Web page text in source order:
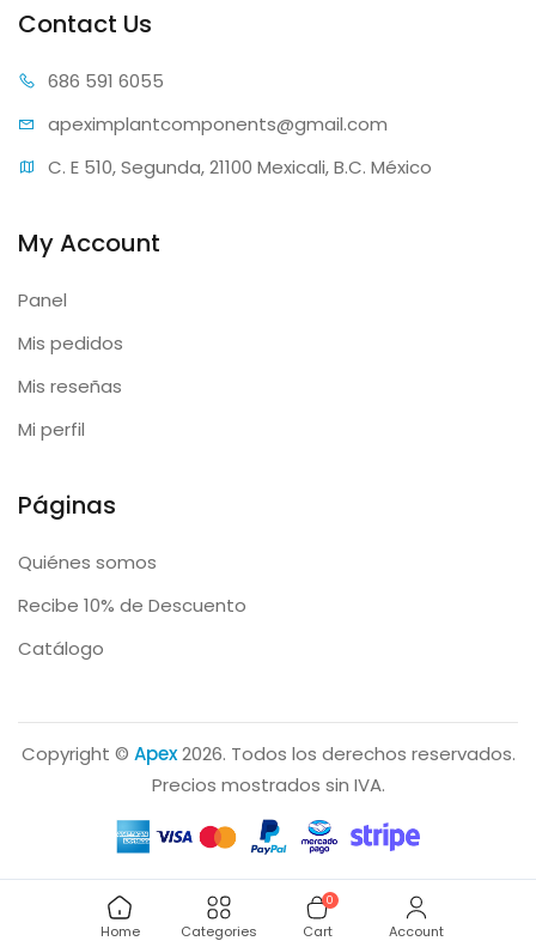
Home Categories Cart
0
Account
Contact Us
686 591 6055
apeximplantcomponents@gmail.com
C. E 510, Segunda, 21100 Mexicali, B.C. México
My Account
Panel
Mis pedidos
Mis reseñas
Mi perfil
Páginas
Quiénes somos
Recibe 10% de Descuento
Catálogo
Copyright © Apex2026. Todos los derechos reservados.
Precios mostrados sin IVA.